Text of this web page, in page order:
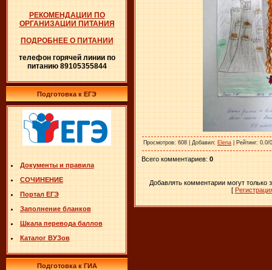
РЕКОМЕНДАЦИИ ПО
ОРГАНИЗАЦИИ ПИТАНИЯ
ПОДРОБНЕЕ О ПИТАНИИ
телефон горячей линии по
питанию 89105355844
Подготовка к ЕГЭ
Документы и правила
СОЧИНЕНИЕ
Портал ЕГЭ
Заполнение бланков
Шкала перевода баллов
Каталог ВУЗов
Подготовка к ГИА
Просмотров: 608 | Добавил: Elena Рейтинг: 0.0/
Всего комментариев: 0
Добавлять комментарии могут только
[